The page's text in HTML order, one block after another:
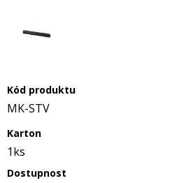
Kód produktu
MK-STV
Karton
1ks
Dostupnost